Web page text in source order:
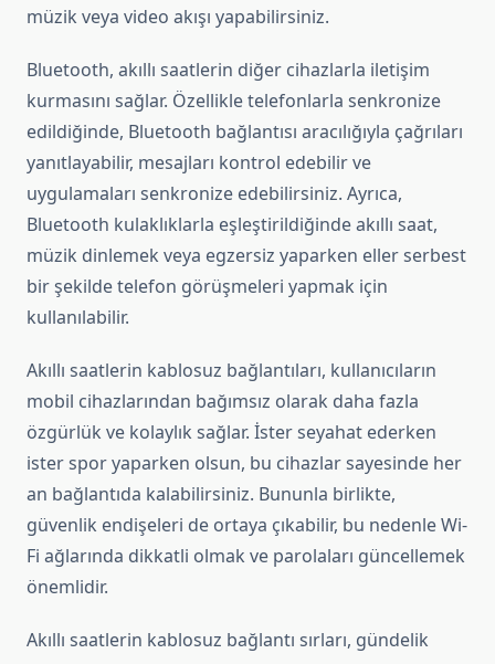
müzik veya video akışı yapabilirsiniz.
Bluetooth, akıllı saatlerin diğer cihazlarla iletişim
kurmasını sağlar. Özellikle telefonlarla senkronize
edildiğinde, Bluetooth bağlantısı aracılığıyla çağrıları
yanıtlayabilir, mesajları kontrol edebilir ve
uygulamaları senkronize edebilirsiniz. Ayrıca,
Bluetooth kulaklıklarla eşleştirildiğinde akıllı saat,
müzik dinlemek veya egzersiz yaparken eller serbest
bir şekilde telefon görüşmeleri yapmak için
kullanılabilir.
Akıllı saatlerin kablosuz bağlantıları, kullanıcıların
mobil cihazlarından bağımsız olarak daha fazla
özgürlük ve kolaylık sağlar. İster seyahat ederken
ister spor yaparken olsun, bu cihazlar sayesinde her
an bağlantıda kalabilirsiniz. Bununla birlikte,
güvenlik endişeleri de ortaya çıkabilir, bu nedenle Wi-
Fi ağlarında dikkatli olmak ve parolaları güncellemek
önemlidir.
Akıllı saatlerin kablosuz bağlantı sırları, gündelik